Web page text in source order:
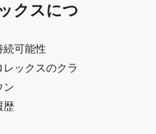
クスにつ
続可能性
レックスのクラ
ン
歴